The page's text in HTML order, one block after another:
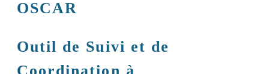
OSCAR
Outil de Suivi et de